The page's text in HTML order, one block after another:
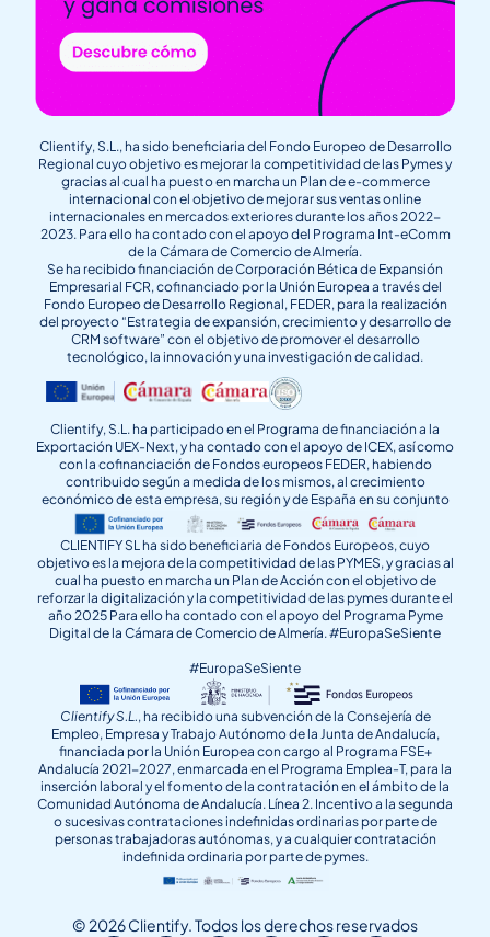
Clientify, S.L., ha sido beneficiaria del Fondo Europeo de Desarrollo
Regional cuyo objetivo es mejorar la competitividad de las Pymes y
gracias al cual ha puesto en marcha un Plan de e-commerce
internacional con el objetivo de mejorar sus ventas online
internacionales en mercados exteriores durante los años 2022-
2023. Para ello ha contado con el apoyo del Programa Int-eComm
de la Cámara de Comercio de Almería.
Se ha recibido financiación de Corporación Bética de Expansión
Empresarial FCR, cofinanciado por la Unión Europea a través del
Fondo Europeo de Desarrollo Regional, FEDER, para la realización
del proyecto “Estrategia de expansión, crecimiento y desarrollo de
CRM software” con el objetivo de promover el desarrollo
tecnológico, la innovación y una investigación de calidad.
Clientify, S.L. ha participado en el Programa de financiación a la
Exportación UEX-Next, y ha contado con el apoyo de ICEX, así como
con la cofinanciación de Fondos europeos FEDER, habiendo
contribuido según a medida de los mismos, al crecimiento
económico de esta empresa, su región y de España en su conjunto
CLIENTIFY SL ha sido beneficiaria de Fondos Europeos, cuyo
objetivo es la mejora de la competitividad de las PYMES, y gracias al
cual ha puesto en marcha un Plan de Acción con el objetivo de
reforzar la digitalización y la competitividad de las pymes durante el
año 2025 Para ello ha contado con el apoyo del Programa Pyme
Digital de la Cámara de Comercio de Almería. #EuropaSeSiente
#EuropaSeSiente
Clientify S.L., ha recibido una subvención de la Consejería de
Empleo, Empresa y Trabajo Autónomo de la Junta de Andalucía,
financiada por la Unión Europea con cargo al Programa FSE+
Andalucía 2021-2027, enmarcada en el Programa Emplea-T, para la
inserción laboral y el fomento de la contratación en el ámbito de la
Comunidad Autónoma de Andalucía. Línea 2. Incentivo a la segunda
o sucesivas contrataciones indefinidas ordinarias por parte de
personas trabajadoras autónomas, y a cualquier contratación
indefinida ordinaria por parte de pymes.
© 2026 Clientify. Todos los derechos reservados